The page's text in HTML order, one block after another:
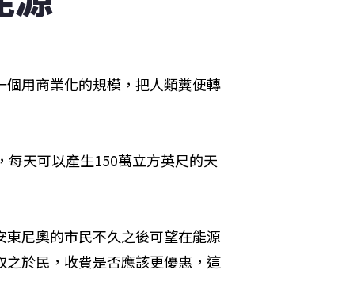
用商業化的規模，把人類糞便轉
天可以產生150萬立方英尺的天
尼奧的市民不久之後可望在能源
於民，收費是否應該更優惠，這